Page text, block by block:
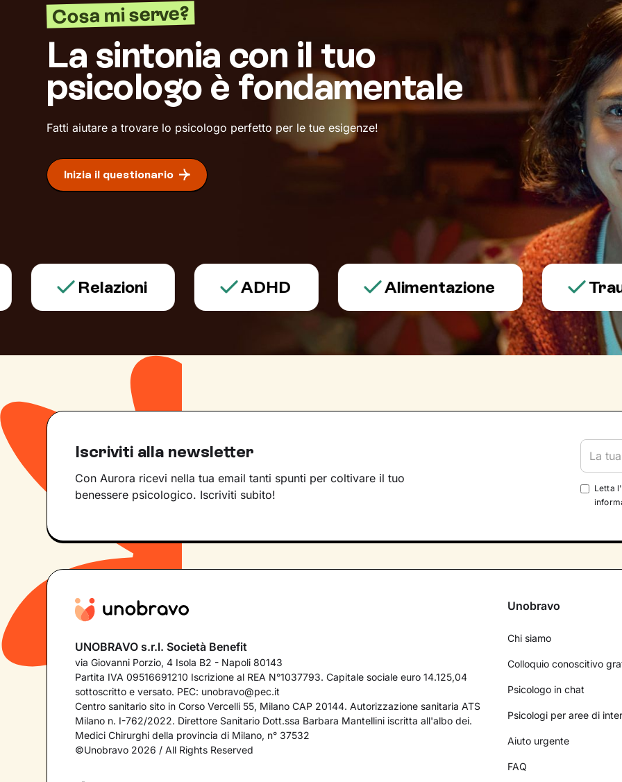
Cosa mi serve?
La sintonia con il tuo
psicologo è fondamentale
Fatti aiutare a trovare lo psicologo perfetto per le tue esigenze!
Inizia il questionario
Relazioni ADHD Alimentazione Trauma
Iscriviti alla newsletter
Con Aurora ricevi nella tua email tanti spunti per coltivare il tuo
benessere psicologico. Iscriviti subito!
Letta l'
UNOBRAVO s.r.l. Società Benefit
via Giovanni Porzio, 4 Isola B2 - Napoli 80143
Partita IVA 09516691210 Iscrizione al REA N°1037793. Capitale sociale euro 14.125,04
sottoscritto e versato. PEC: unobravo@pec.it
Centro sanitario sito in Corso Vercelli 55, Milano CAP 20144. Autorizzazione sanitaria ATS
Milano n. I-762/2022. Direttore Sanitario Dott.ssa Barbara Mantellini iscritta all'albo dei.
Medici Chirurghi della provincia di Milano, n° 37532
©Unobravo 2026 / All Rights Reserved
Unobravo
Chi siamo
Colloquio conoscitivo
Psicologo in chat
Psicologi per aree di
Aiuto urgente
FAQ